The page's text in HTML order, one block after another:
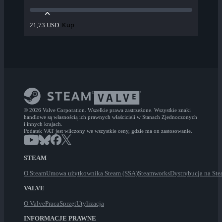
21,73 USD Kup
© 2026 Valve Corporation. Wszelkie prawa zastrzeżone. Wszystkie znaki
handlowe są własnością ich prawnych właścicieli w Stanach Zjednoczonych
i innych krajach.
Podatek VAT jest wliczony we wszystkie ceny, gdzie ma on zastosowanie.
STEAM
O SteamUmowa użytkownika Steam (SSA)SteamworksDystrybucja na
VALVE
O ValvePracaSprzętUtylizacja
INFORMACJE PRAWNE